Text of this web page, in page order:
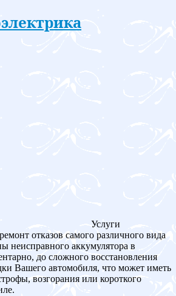
Услуги
отказов самого различного вида
неисправного аккумулятора в
до сложного восстановления
Вашего автомобиля, что может иметь
возгорания или короткого